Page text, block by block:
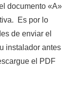
documento «A»
Es por lo
de enviar el
instalador antes
el PDF